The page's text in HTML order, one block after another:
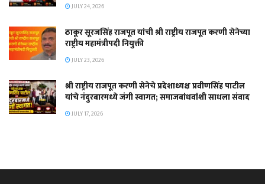
JULY 24, 2026
ठाकूर सूरजसिंह राजपूत यांची श्री राष्ट्रीय राजपूत करणी सेनेच्या
राष्ट्रीय महामंत्रीपदी नियुक्ती
JULY 23, 2026
श्री राष्ट्रीय राजपूत करणी सेनेचे प्रदेशाध्यक्ष प्रवीणसिंह पाटील
यांचे नंदुरबारमध्ये जंगी स्वागत; समाजबांधवांशी साधला संवाद
JULY 17, 2026